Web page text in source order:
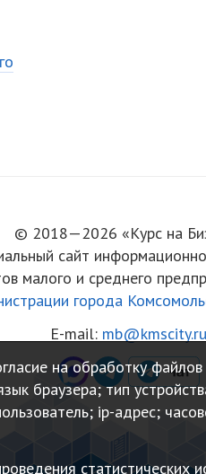
© 2018—2026 «Курс на
сайт
малого и среднего
города
E-mail: mb@kmscity.ru
на обработку
браузера; тип
ip-адрес;